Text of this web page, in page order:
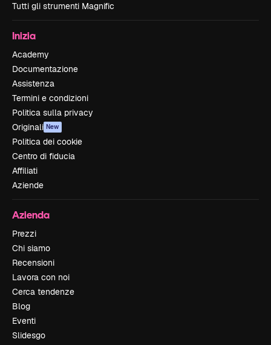
Tutti gli strumenti Magnific
Inizia
Academy
Documentazione
Assistenza
Termini e condizioni
Politica sulla privacy
Originali New
Politica dei cookie
Centro di fiducia
Affiliati
Aziende
Azienda
Prezzi
Chi siamo
Recensioni
Lavora con noi
Cerca tendenze
Blog
Eventi
Slidesgo